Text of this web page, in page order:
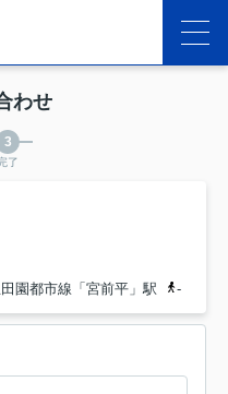
わせ
了
園都市線「宮前平」駅 -